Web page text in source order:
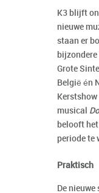
K3 blijft
nieuwe
staan er
Grote
België én
Kerstshow
musical
belooft
periode te
Praktisch
De nieuwe